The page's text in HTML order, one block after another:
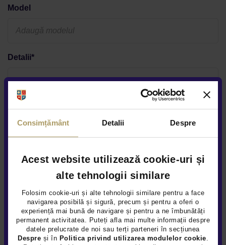
Consimțământ Detalii Despre
Acest website utilizează cookie-uri și
alte tehnologii similare
Folosim cookie-uri și alte tehnologii similare pentru a face
navigarea posibilă și sigură, precum și pentru a oferi o
experiență mai bună de navigare și pentru a ne îmbunătăți
permanent activitatea. Puteți afla mai multe informații despre
datele prelucrate de noi sau terți parteneri în secțiunea
Despre și în Politica privind utilizarea modulelor cookie.
Model
Detalii*
Am citit si am inteles nota de informare GDPR
website, puteti afla aici cum va prelucram datele
Sunteți de acord ca Țiriac Auto să utilizeze informațiile
completate de dvs. pentru a vă contacta în scopuri de